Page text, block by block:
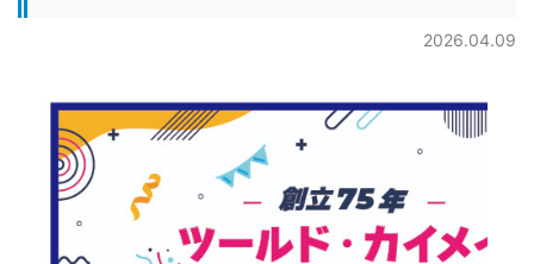
2026.04.09